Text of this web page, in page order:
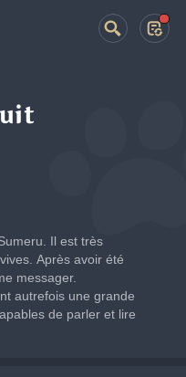
Il est très
Après avoir été
messager.
autrefois une grande
de parler et lire